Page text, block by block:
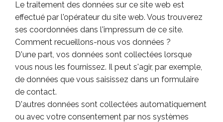
Le traitement des données sur ce site web est
effectué par l'opérateur du site web. Vous trouverez
ses coordonnées dans l'impressum de ce site.
Comment recueillons-nous vos données ?
D'une part, vos données sont collectées lorsque
vous nous les fournissez. Il peut s'agir, par exemple,
de données que vous saisissez dans un formulaire
de contact.
D'autres données sont collectées automatiquement
ou avec votre consentement par nos systèmes